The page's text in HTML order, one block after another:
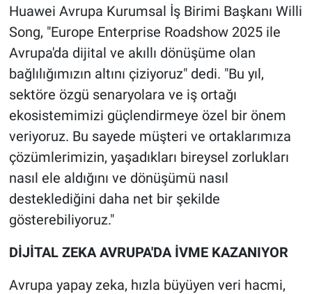
Huawei Avrupa Kurumsal İş Birimi Başkanı Willi
Song, "Europe Enterprise Roadshow 2025 ile
Avrupa'da dijital ve akıllı dönüşüme olan
bağlılığımızın altını çiziyoruz" dedi. "Bu yıl,
sektöre özgü senaryolara ve iş ortağı
ekosistemimizi güçlendirmeye özel bir önem
veriyoruz. Bu sayede müşteri ve ortaklarımıza
çözümlerimizin, yaşadıkları bireysel zorlukları
nasıl ele aldığını ve dönüşümü nasıl
desteklediğini daha net bir şekilde
gösterebiliyoruz."
DİJİTAL ZEKA AVRUPA'DA İVME KAZANIYOR
Avrupa yapay zeka, hızla büyüyen veri hacmi,